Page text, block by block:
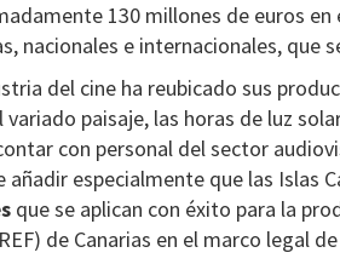
130 millones de euros
nacionales e internacionales,
del cine ha reubicado sus
variado paisaje, las horas de luz
con personal del sector
añadir especialmente que las Islas
que se aplican con éxito para la
de Canarias en el marco legal